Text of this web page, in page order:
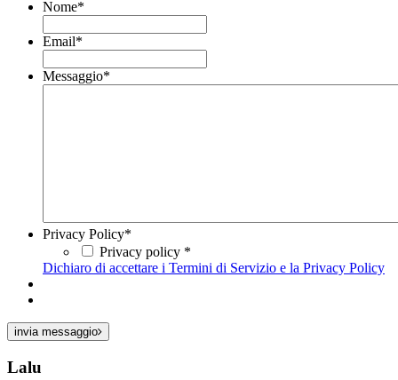
Nome*
Email*
Messaggio*
Privacy Policy*
Privacy policy *
Dichiaro di accettare i Termini di Servizio e la Privacy Policy
invia messaggio
Lalu